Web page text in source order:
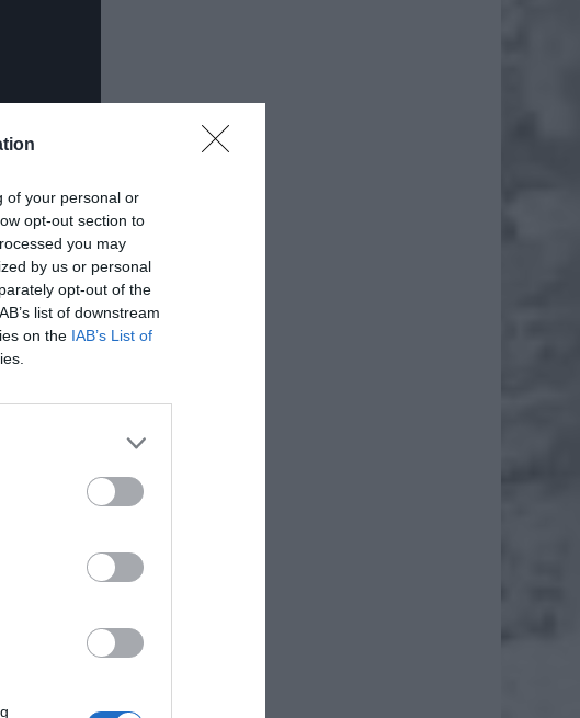
of your personal or
opt-out section to
you may
by us or personal
opt-out of the
list of downstream
on the IAB’s List of
Dodaj